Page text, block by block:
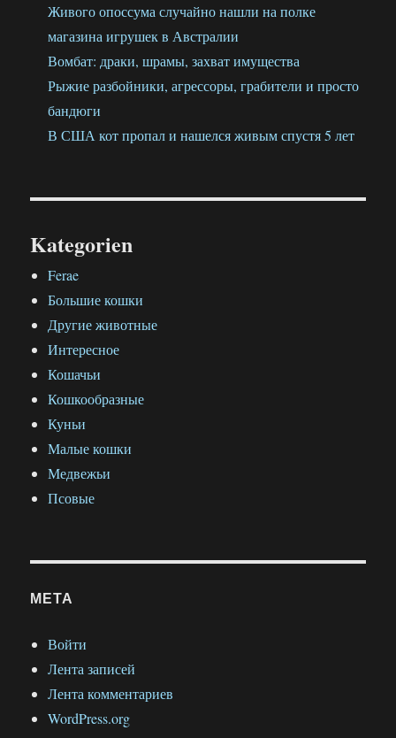
Живого опоссума случайно нашли на полке
магазина игрушек в Австралии
Вомбат: драки, шрамы, захват имущества
Рыжие разбойники, агрессоры, грабители и просто
бандюги
В США кот пропал и нашелся живым спустя 5 лет
Kategorien
Ferae
Большие кошки
Другие животные
Интересное
Кошачьи
Кошкообразные
Куньи
Малые кошки
Медвежьи
Псовые
МЕТА
Войти
Лента записей
Лента комментариев
WordPress.org